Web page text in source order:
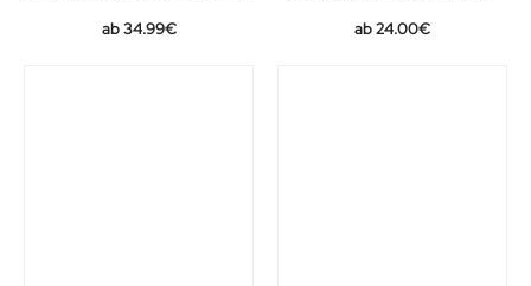
34.99€ 24.00€